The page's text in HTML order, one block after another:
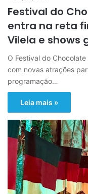
Festival do
entra na reta
Vilela e shows
O Festival do
com novas atrações
programação…
Leia mais »